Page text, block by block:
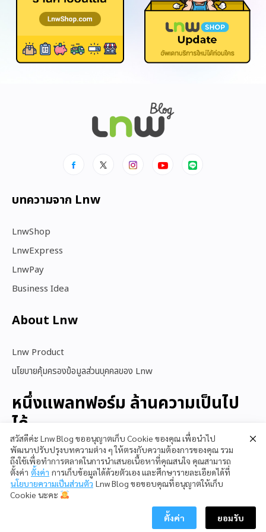
บทความจาก Lnw
LnwShop
LnwExpress
LnwPay
Business Idea
About Lnw​
Lnw Product
นโยบายคุ้มครองข้อมูลส่วนบุคคลของ Lnw
หนึ่งแพลทฟอร์ม ล้านความเป็นไป
ได้
สนใจใช้ LnwShop
Copyright © 2023 LnwShop Company Limited
สวัสดีค่ะ Lnw Blog ขออนุญาตเก็บ Cookie ของคุณ เพื่อนำไป
พัฒนาปรับปรุงบทความต่าง ๆ ให้ตรงกับความต้องการของคุณ รวม
ถึงใช้เพื่อทำการตลาดในการนำเสนอเนื้อหาที่คุณสนใจ คุณสามารถ
ตั้งค่า ตั้งค่า การเก็บข้อมูลได้ด้วยตัวเอง และศึกษารายละเอียดได้ที่
นโยบายความเป็นส่วนตัว Lnw Blog ขอขอบคุณที่อนุญาตให้เก็บ
Cookie นะคะ
ตั้งค่า ยอมรับ